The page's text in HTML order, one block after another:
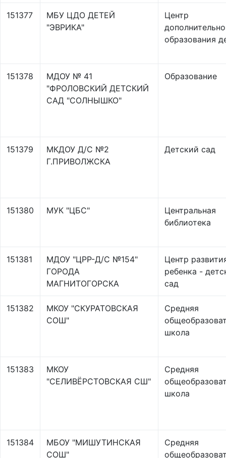
151377
МБУ ЦДО ДЕТЕЙ
"ЭВРИКА"
Центр
образования
151378
МДОУ № 41
"ФРОЛОВСКИЙ ДЕТСКИЙ
САД "СОЛНЫШКО"
Образование
151379
МКДОУ Д/С №2
Г.ПРИВОЛЖСКА
Детский сад
151380 МУК "ЦБС"
Центральная
библиотека
151381
МДОУ "ЦРР-Д/С №154"
ГОРОДА
МАГНИТОГОРСКА
Центр
ребенка -
сад
151382
МКОУ "СКУРАТОВСКАЯ
СОШ"
Средняя
школа
151383
МКОУ
"СЕЛИВЁРСТОВСКАЯ СШ"
Средняя
школа
151384
МБОУ "МИШУТИНСКАЯ
СОШ"
Средняя